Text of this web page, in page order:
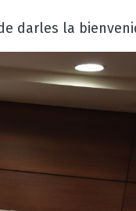
darles la